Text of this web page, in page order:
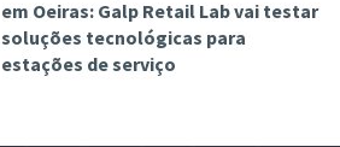
em Oeiras: Galp Retail Lab vai testar
soluções tecnológicas para
estações de serviço